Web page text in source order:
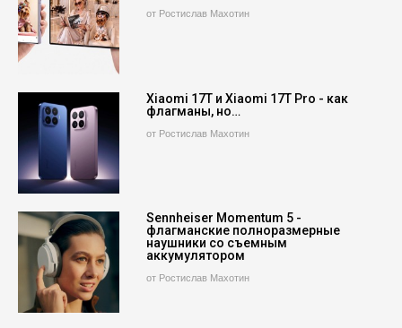
от Ростислав Махотин
Xiaomi 17T и Xiaomi 17T Pro - как
флагманы, но…
от Ростислав Махотин
Sennheiser Momentum 5 -
флагманские полноразмерные
наушники со съемным
аккумулятором
от Ростислав Махотин